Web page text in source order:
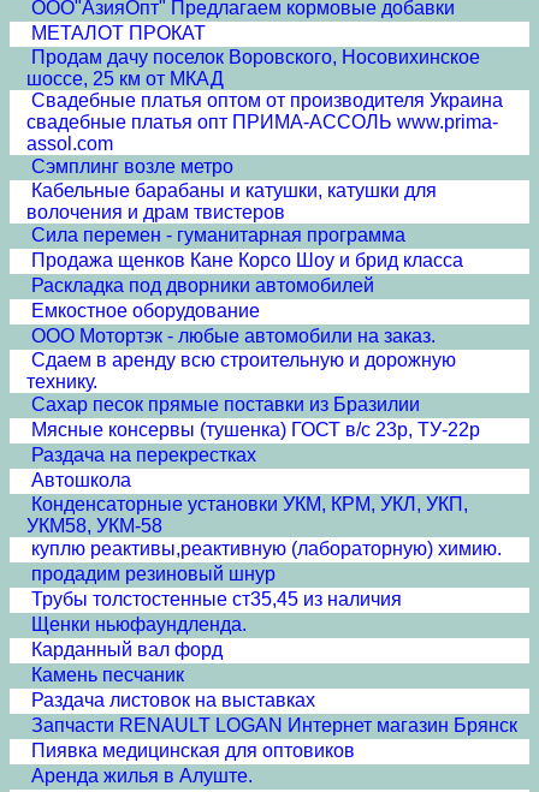
ООО"АзияОпт" Предлагаем кормовые добавки
МЕТАЛОТ ПРОКАТ
Продам дачу поселок Воровского, Носовихинское
шоссе, 25 км от МКАД
Свадебные платья оптом от производителя Украина
свадебные платья опт ПРИМА-АССОЛЬ www.prima-
assol.com
Сэмплинг возле метро
Кабельные барабаны и катушки, катушки для
волочения и драм твистеров
Сила перемен - гуманитарная программа
Продажа щенков Кане Корсо Шоу и брид класса
Раскладка под дворники автомобилей
Емкостное оборудование
ООО Мотортэк - любые автомобили на заказ.
Сдаем в аренду всю строительную и дорожную
технику.
Сахар песок прямые поставки из Бразилии
Мясные консервы (тушенка) ГОСТ в/с 23р, ТУ-22р
Раздача на перекрестках
Автошкола
Конденсаторные установки УКМ, КРМ, УКЛ, УКП,
УКМ58, УКМ-58
куплю реактивы,реактивную (лабораторную) химию.
продадим резиновый шнур
Трубы толстостенные ст35,45 из наличия
Щенки ньюфаундленда.
Карданный вал форд
Камень песчаник
Раздача листовок на выставках
Запчасти RENAULT LOGAN Интернет магазин Брянск
Пиявка медицинская для оптовиков
Аренда жилья в Алуште.